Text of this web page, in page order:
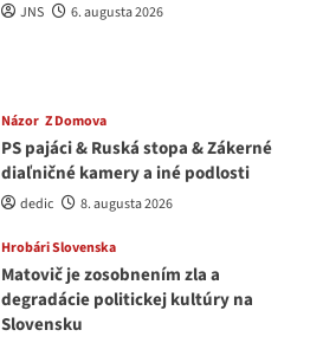
JNS 6. augusta 2026
Názor Z Domova
PS pajáci & Ruská stopa & Zákerné
diaľničné kamery a iné podlosti
dedic 8. augusta 2026
Hrobári Slovenska
Matovič je zosobnením zla a
degradácie politickej kultúry na
Slovensku